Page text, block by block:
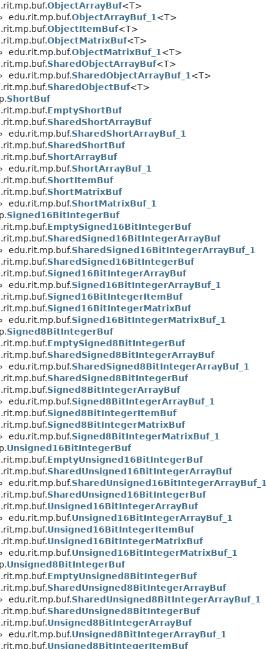
ObjectArrayBuf<T>
edu.rit.mp.buf.ObjectArrayBuf_1 <T>
ObjectItemBuf<T>
ObjectMatrixBuf<T>
edu.rit.mp.buf.ObjectMatrixBuf_1 <T>
SharedObjectArrayBuf<T>
edu.rit.mp.buf.SharedObjectArrayBuf_1 <T>
SharedObjectBuf<T>
ShortBuf
EmptyShortBuf
SharedShortArrayBuf
edu.rit.mp.buf.SharedShortArrayBuf_1
SharedShortBuf
ShortArrayBuf
edu.rit.mp.buf.ShortArrayBuf_1
ShortItemBuf
ShortMatrixBuf
edu.rit.mp.buf.ShortMatrixBuf_1
Signed16BitIntegerBuf
EmptySigned16BitIntegerBuf
SharedSigned16BitIntegerArrayBuf
edu.rit.mp.buf.SharedSigned16BitIntegerArrayBuf_1
SharedSigned16BitIntegerBuf
Signed16BitIntegerArrayBuf
edu.rit.mp.buf.Signed16BitIntegerArrayBuf_1
Signed16BitIntegerItemBuf
Signed16BitIntegerMatrixBuf
edu.rit.mp.buf.Signed16BitIntegerMatrixBuf_1
Signed8BitIntegerBuf
EmptySigned8BitIntegerBuf
SharedSigned8BitIntegerArrayBuf
edu.rit.mp.buf.SharedSigned8BitIntegerArrayBuf_1
SharedSigned8BitIntegerBuf
Signed8BitIntegerArrayBuf
edu.rit.mp.buf.Signed8BitIntegerArrayBuf_1
Signed8BitIntegerItemBuf
Signed8BitIntegerMatrixBuf
edu.rit.mp.buf.Signed8BitIntegerMatrixBuf_1
Unsigned16BitIntegerBuf
EmptyUnsigned16BitIntegerBuf
SharedUnsigned16BitIntegerArrayBuf
edu.rit.mp.buf.SharedUnsigned16BitIntegerArrayBuf_1
SharedUnsigned16BitIntegerBuf
Unsigned16BitIntegerArrayBuf
edu.rit.mp.buf.Unsigned16BitIntegerArrayBuf_1
Unsigned16BitIntegerItemBuf
Unsigned16BitIntegerMatrixBuf
edu.rit.mp.buf.Unsigned16BitIntegerMatrixBuf_1
Unsigned8BitIntegerBuf
EmptyUnsigned8BitIntegerBuf
SharedUnsigned8BitIntegerArrayBuf
edu.rit.mp.buf.SharedUnsigned8BitIntegerArrayBuf_1
SharedUnsigned8BitIntegerBuf
Unsigned8BitIntegerArrayBuf
edu.rit.mp.buf.Unsigned8BitIntegerArrayBuf_1
Unsigned8BitIntegerItemBuf